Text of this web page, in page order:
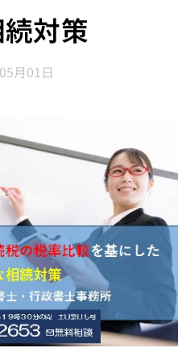
対策
月01日